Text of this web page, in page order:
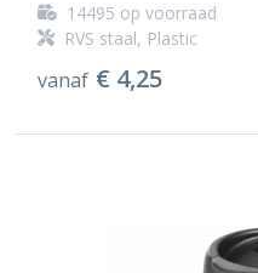
14495 op voorraad
RVS staal, Plastic
vanaf € 4,25